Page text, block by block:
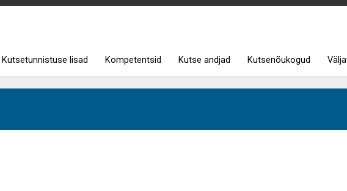
Kutsetunnistuse lisad Kompetentsid Kutse andjad Kutsenõukogud